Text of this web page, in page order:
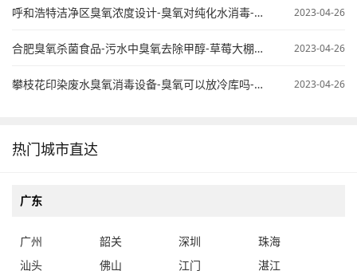
呼和浩特洁净区臭氧浓度设计-臭氧对纯化水消毒-臭氧纯水杀菌 2023-04-26
合肥臭氧杀菌食品-污水中臭氧去除甲醇-草莓大棚臭氧使用 2023-04-26
攀枝花印染废水臭氧消毒设备-臭氧可以放冷库吗-桶装水臭氧处理 2023-04-26
热门城市直达
广东
广州 韶关 深圳
珠海
汕头
佛山 江门
湛江